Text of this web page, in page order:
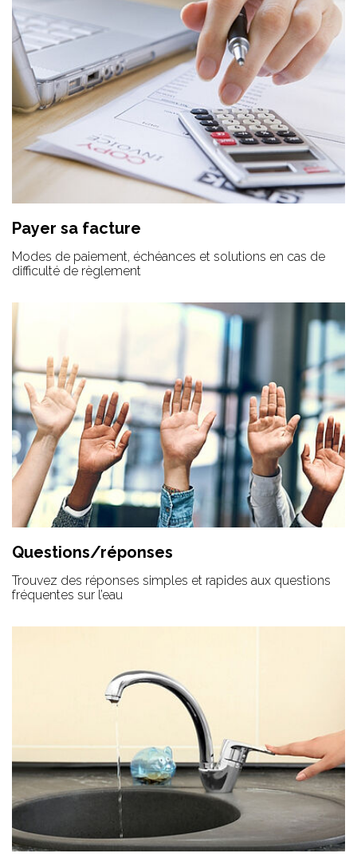
Payer sa facture
Modes de paiement, échéances et solutions en cas de
difficulté de règlement
Questions/réponses
Trouvez des réponses simples et rapides aux questions
fréquentes sur l’eau